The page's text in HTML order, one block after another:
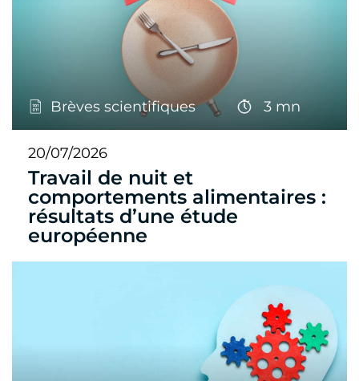
Brèves scientifiques 3 mn
20/07/2026
Travail de nuit et
comportements alimentaires :
résultats d’une étude
européenne